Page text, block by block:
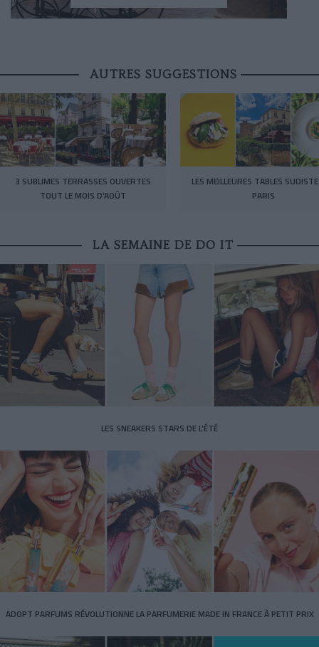
AUTRES SUGGESTIONS
3 SUBLIMES TERRASSES OUVERTES
TOUT LE MOIS D’AOÛT
LES MEILLEURES TABLES
PARIS
LA SEMAINE DE DO IT
LES SNEAKERS STARS DE L’ÉTÉ
ADOPT PARFUMS RÉVOLUTIONNE LA PARFUMERIE MADE IN FRANCE À PETIT PRIX